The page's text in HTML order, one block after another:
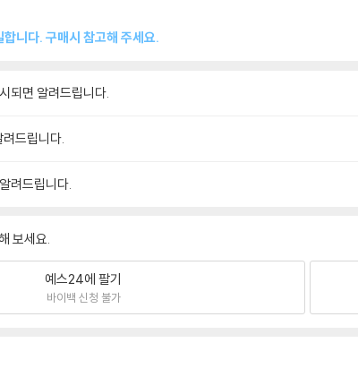
니다. 구매시 참고해 주세요.
되면 알려드립니다.
드립니다.
려드립니다.
보세요.
예스24에 팔기
바이백 신청 불가